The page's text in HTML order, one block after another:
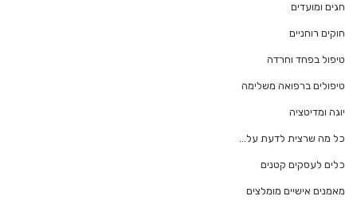
חגים ומועדים
חוקים רוחניים
טיפול בפחד וחרדה
טיפולים ברפואה משלימה
יוגה ומדיטציה
כל מה שרצית לדעת על…
כלים לעסקים קטנים
מאמנים אישיים מומלצים